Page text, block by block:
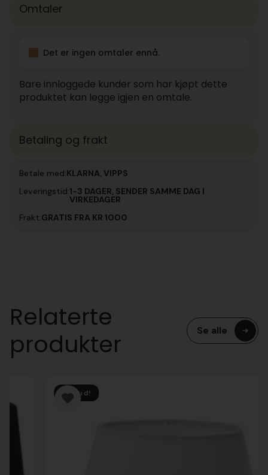
Omtaler
Det er ingen omtaler ennå.
Bare innloggede kunder som har kjøpt dette
produktet kan legge igjen en omtale.
Betaling og frakt
Betale med:KLARNA, VIPPS
Leveringstid:1-3 DAGER, SENDER SAMME DAG I
VIRKEDAGER
Frakt:GRATIS FRA KR 1000
Relaterte
produkter
Se alle
Tilbud!